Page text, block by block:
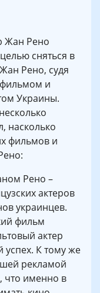
Жан Рено
сняться в
Рено, судя
фильмом и
Украины.
насколько
фильмов и
Рено –
актеров
украинцев.
фильм
актер
успех. К тому же
рекламой
что именно в